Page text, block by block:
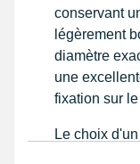
conservant
légèrement
diamètre
une
fixation sur
Le choix
comparée